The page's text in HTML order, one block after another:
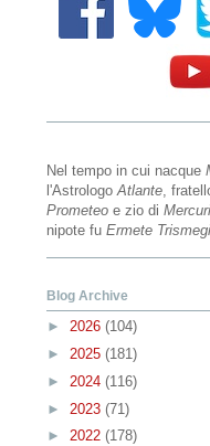
Nel tempo in cui nacque
l'Astrologo Atlante ,
Prometeo e zio di
nipote fu Ermete
Blog Archive
► 2026 (104)
► 2025 (181)
► 2024 (116)
► 2023 (71)
► 2022 (178)